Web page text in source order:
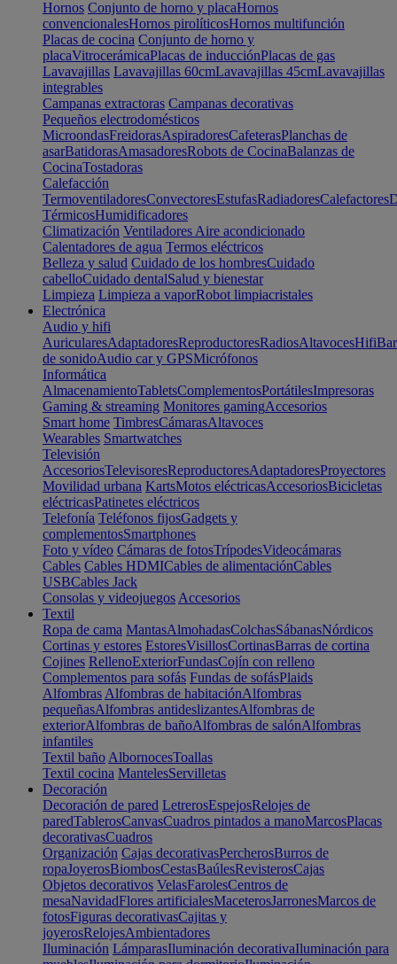
Hornos Conjunto de horno y placaHornos
convencionalesHornos pirolíticosHornos multifunción
Placas de cocina Conjunto de horno y
placaVitrocerámicaPlacas de inducciónPlacas de gas
Lavavajillas Lavavajillas 60cmLavavajillas 45cmLavavajillas
integrables
Campanas extractoras Campanas decorativas
Pequeños electrodomésticos
MicroondasFreidorasAspiradoresCafeterasPlanchas de
asarBatidorasAmasadoresRobots de CocinaBalanzas de
CocinaTostadoras
Calefacción
TermoventiladoresConvectoresEstufasRadiadoresCalefactores
TérmicosHumidificadores
Climatización Ventiladores Aire acondicionado
Calentadores de agua Termos eléctricos
Belleza y salud Cuidado de los hombresCuidado
cabelloCuidado dentalSalud y bienestar
Limpieza Limpieza a vaporRobot limpiacristales
Electrónica
Audio y hifi
AuricularesAdaptadoresReproductoresRadiosAltavocesHifi
de sonidoAudio car y GPSMicrófonos
Informática
AlmacenamientoTabletsComplementosPortátilesImpresoras
Gaming & streaming Monitores gamingAccesorios
Smart home TimbresCámarasAltavoces
Wearables Smartwatches
Televisión
AccesoriosTelevisoresReproductoresAdaptadoresProyectores
Movilidad urbana KartsMotos eléctricasAccesoriosBicicletas
eléctricasPatinetes eléctricos
Telefonía Teléfonos fijosGadgets y
complementosSmartphones
Foto y vídeo Cámaras de fotosTrípodesVideocámaras
Cables Cables HDMICables de alimentaciónCables
USBCables Jack
Consolas y videojuegos Accesorios
Textil
Ropa de cama MantasAlmohadasColchasSábanasNórdicos
Cortinas y estores EstoresVisillosCortinasBarras de cortina
Cojines RellenoExteriorFundasCojín con relleno
Complementos para sofás Fundas de sofásPlaids
Alfombras Alfombras de habitaciónAlfombras
pequeñasAlfombras antideslizantesAlfombras de
exteriorAlfombras de bañoAlfombras de salónAlfombras
infantiles
Textil baño AlbornocesToallas
Textil cocina MantelesServilletas
Decoración
Decoración de pared LetrerosEspejosRelojes de
paredTablerosCanvasCuadros pintados a manoMarcosPlacas
decorativasCuadros
Organización Cajas decorativasPercherosBurros de
ropaJoyerosBiombosCestasBaúlesRevisterosCajas
Objetos decorativos VelasFarolesCentros de
mesaNavidadFlores artificialesMaceterosJarronesMarcos de
fotosFiguras decorativasCajitas y
joyerosRelojesAmbientadores
Iluminación LámparasIluminación decorativaIluminación para